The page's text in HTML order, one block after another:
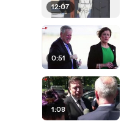
12:07
0:51
1:08